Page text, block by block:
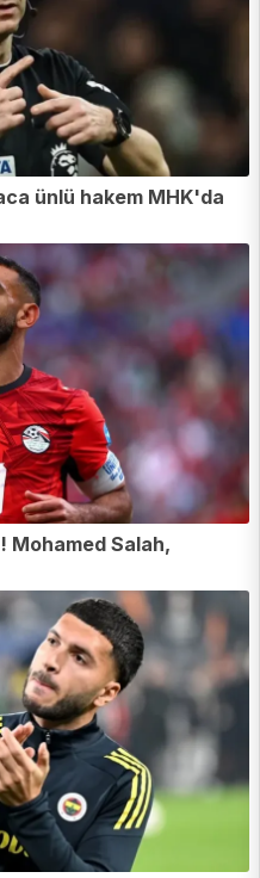
ünlü hakem MHK'da
Mohamed Salah,